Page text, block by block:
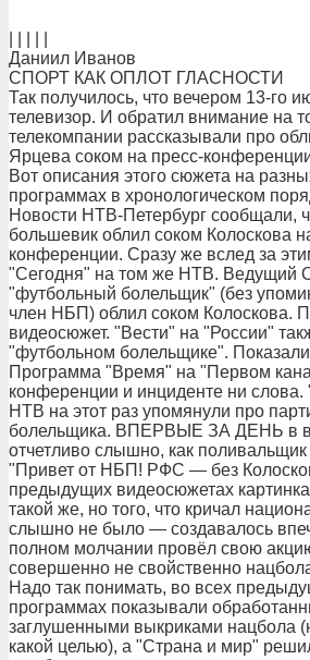
Даниил Иванов
СПОРТ КАК ОПЛОТ ГЛАСНОСТИ
Так получилось, что вечером 13-го
телевизор. И обратил внимание на
телекомпании рассказывали про
Ярцева соком на пресс-
Вот описания этого сюжета на
программах в хронологическом
Новости НТВ-Петербург сообщали,
большевик облил соком Колоскова
конференции. Сразу же вслед за
"Сегодня" на том же НТВ. Ведущий
"футбольный болельщик" (без
член НБП) облил соком Колоскова.
видеосюжет. "Вести" на "России"
"футбольном болельщике".
Программа "Время" на "Первом
конференции и инциденте ни
НТВ на этот раз упомянули про
болельщика. ВПЕРВЫЕ ЗА ДЕНЬ в
отчетливо слышно, как поливальщик
"Привет от НБП! РФС — без
предыдущих видеосюжетах
такой же, но того, что кричал
слышно не было — создавалось
полном молчании провёл свою
совершенно не свойственно
Надо так понимать, во всех
программах показывали
заглушенными выкриками нацбола
какой целью), а "Страна и мир"